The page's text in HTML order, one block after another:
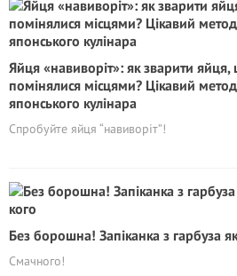
Яйця «навиворіт»: як зварити яйця,
помінялися місцями? Цікавий
японського кулінара
Спробуйте яйця “навиворіт”!
Без борошна! Запіканка з гарбуза
Смачного!